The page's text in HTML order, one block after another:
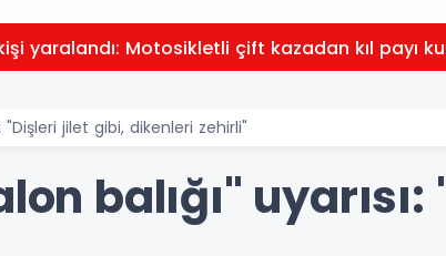
yaralandı: Motosikletli çift kazadan kıl payı
"Dişleri jilet gibi, dikenleri zehirli"
balığı"